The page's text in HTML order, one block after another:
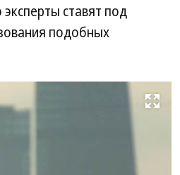
ставят под
подобных
Развернуть на весь экран